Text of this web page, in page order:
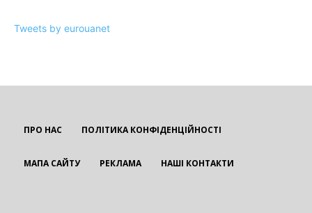
Tweets by eurouanet
ПРО НАС ПОЛІТИКА КОНФІДЕНЦІЙНОСТІ
МАПА САЙТУ РЕКЛАМА НАШІ КОНТАКТИ